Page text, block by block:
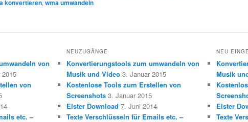
konvertieren, wma umwandeln
von
von
etc. –
NEUZUGÄNGE
Konvertierungstools zum umwandeln von
Musik und Video 3. Januar 2015
Kostenlose Tools zum Erstellen von
Screenshots 3. Januar 2015
Elster Download 7. Juni 2014
Texte Verschlüsseln für Emails etc. –
NEU
Musik
Elster
Texte